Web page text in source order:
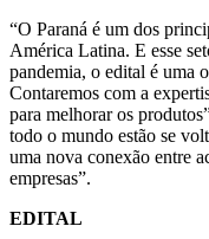
“O Paraná é um dos
América Latina. E esse
pandemia, o edital é uma
Contaremos com a
para melhorar os
todo o mundo estão se
uma nova conexão entre
empresas”.
EDITAL